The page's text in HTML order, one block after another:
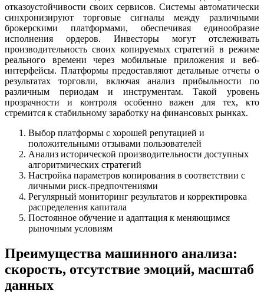
отказоустойчивости своих сервисов. Системы автоматически
синхронизируют торговые сигналы между различными
брокерскими платформами, обеспечивая единообразие
исполнения ордеров. Инвесторы могут отслеживать
производительность своих копируемых стратегий в режиме
реального времени через мобильные приложения и веб-
интерфейсы. Платформы предоставляют детальные отчеты о
результатах торговли, включая анализ прибыльности по
различным периодам и инструментам. Такой уровень
прозрачности и контроля особенно важен для тех, кто
стремится к стабильному заработку на финансовых рынках.
Выбор платформы с хорошей репутацией и
положительными отзывами пользователей
Анализ исторической производительности доступных
алгоритмических стратегий
Настройка параметров копирования в соответствии с
личными риск-предпочтениями
Регулярный мониторинг результатов и корректировка
распределения капитала
Постоянное обучение и адаптация к меняющимся
рыночным условиям
Преимущества машинного анализа:
скорость, отсутствие эмоций, масштаб
данных